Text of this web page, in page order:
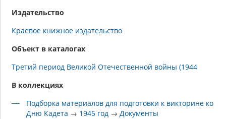
Издательство
Краевое книжное издательство
Объект в каталогах
Третий период Великой Отечественной войны (1944
В коллекциях
Подборка материалов для подготовки к викторине ко
Дню Кадета → 1945 год →Документы